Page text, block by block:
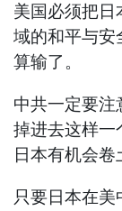
美国必须把日
域的和平与安
算输了。
中共一定要
掉进去这样一
日本有机会卷
只要日本在